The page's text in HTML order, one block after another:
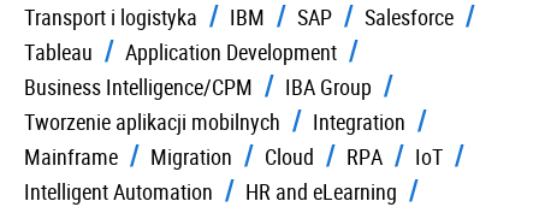
Transport i logistyka
IBM SAP
Salesforce
Tableau
Application Development
Business Intelligence/CPM
IBA Group
Tworzenie aplikacji mobilnych
Integration
Mainframe
Migration Cloud RPA
IoT
Intelligent Automation
HR and eLearning